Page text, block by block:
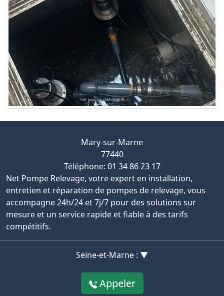
Mary-sur-Marne
77440
Téléphone: 01 34 86 23 17
Net Pompe Relevage, votre expert en installation,
entretien et réparation de pompes de relevage, vous
accompagne 24h/24 et 7j/7 pour des solutions sur
mesure et un service rapide et fiable à des tarifs
compétitifs.
Seine-et-Marne : ▼
Appeler